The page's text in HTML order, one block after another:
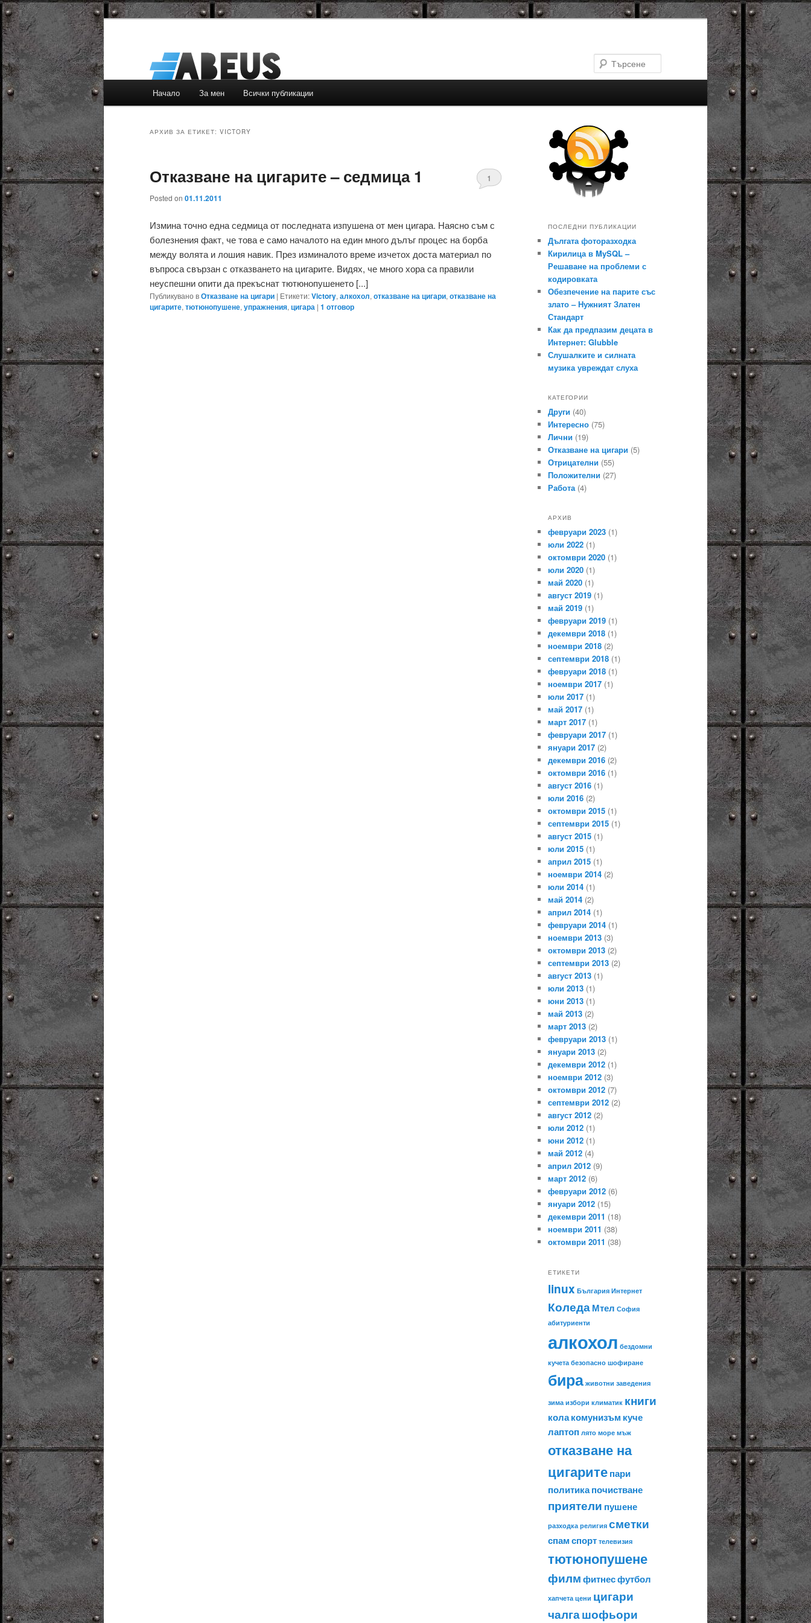
Към
Към
Начало За мен Всички публикации
АРХИВ ЗА ЕТИКЕТ: VICTORY
Отказване на цигарите – седмица 1
Posted on 01.11.2011
1
Измина точно една седмица от последната изпушена от мен цигара. Наясно съм с
болезнения факт, че това е само началото на един много дълъг процес на борба
между волята и лошия навик. През изминалото време изчетох доста материал по
въпроса свързан с отказването на цигарите. Видях, че много хора са правили
неуспешни опити да прекъснат тютюнопушенето [...]
Публикувано вОтказване на цигари | Етикети:Victory, алкохол, отказване на цигари, отказване на
цигарите, тютюнопушене, упражнения, цигара | 1 отговор
ПОСЛЕДНИ ПУБЛИКАЦИИ
Дългата фоторазходка
Кирилица в MySQL –
Решаване на проблеми с
кодировката
Обезпечение на парите със
злато – Нужният Златен
Стандарт
Как да предпазим децата в
Интернет: Glubble
Слушалките и силната
музика увреждат слуха
КАТЕГОРИИ
Други (40)
Интересно (75)
Лични (19)
Отказване на цигари (5)
Отрицателни (55)
Положителни (27)
Работа(4)
АРХИВ
февруари 2023 (1)
юли 2022 (1)
октомври 2020 (1)
юли 2020 (1)
май 2020 (1)
август 2019 (1)
май 2019 (1)
февруари 2019 (1)
декември 2018 (1)
ноември 2018 (2)
септември 2018 (1)
февруари 2018 (1)
ноември 2017 (1)
юли 2017 (1)
май 2017 (1)
март 2017 (1)
февруари 2017 (1)
януари 2017 (2)
декември 2016 (2)
октомври 2016 (1)
август 2016 (1)
юли 2016 (2)
октомври 2015 (1)
септември 2015 (1)
август 2015 (1)
юли 2015 (1)
април 2015 (1)
ноември 2014 (2)
юли 2014 (1)
май 2014 (2)
април 2014 (1)
февруари 2014 (1)
ноември 2013 (3)
октомври 2013 (2)
септември 2013 (2)
август 2013 (1)
юли 2013 (1)
юни 2013 (1)
май 2013 (2)
март 2013 (2)
февруари 2013 (1)
януари 2013 (2)
декември 2012 (1)
ноември 2012 (3)
октомври 2012 (7)
септември 2012 (2)
август 2012 (2)
юли 2012 (1)
юни 2012 (1)
май 2012 (4)
април 2012 (9)
март 2012 (6)
февруари 2012 (6)
януари 2012 (15)
декември 2011 (18)
ноември 2011 (38)
октомври 2011 (38)
ЕТИКЕТИ
linux България Интернет
КоледаМтел София
абитуриенти
алкохол бездомни
кучета безопасно шофиране
бира животни заведения
зима избори климатик книги
колакомунизъм куче
лаптоп лято море мъж
отказване на
цигаритепари
политикапочистване
приятели пушене
разходка религия сметки
спамспорт телевизия
тютюнопушене
филмфитнесфутбол
хапчета цени цигари
чалгашофьори